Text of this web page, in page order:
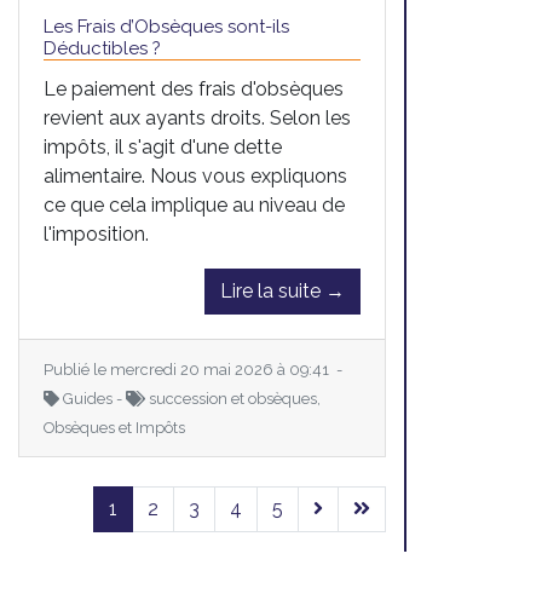
Les Frais d’Obsèques sont-ils
Déductibles ?
Le paiement des frais d'obsèques
revient aux ayants droits. Selon les
impôts, il s'agit d'une dette
alimentaire. Nous vous expliquons
ce que cela implique au niveau de
l'imposition.
Lire la suite →
Publié le mercredi 20 mai 2026 à 09:41 -
Guides -
succession et obsèques,
Obsèques et Impôts
1 2 3 4 5